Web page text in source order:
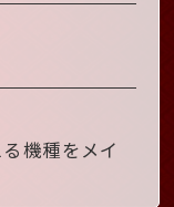
機種をメイ